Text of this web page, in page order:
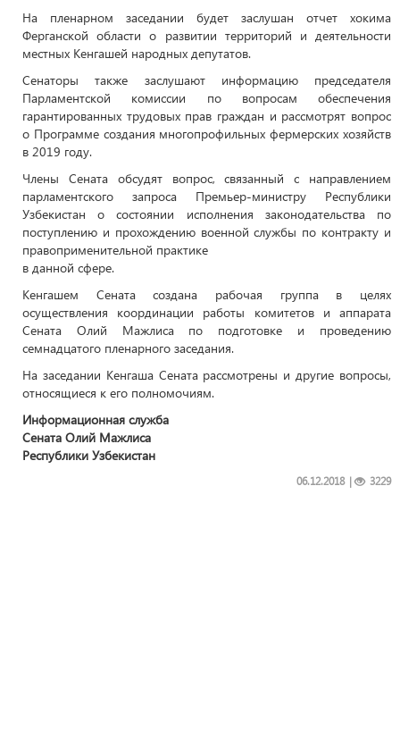
На пленарном заседании будет заслушан отчет хокима
Ферганской области о развитии территорий и деятельности
местных Кенгашей народных депутатов.
Сенаторы также заслушают информацию председателя
Парламентской комиссии по вопросам обеспечения
гарантированных трудовых прав граждан и рассмотрят вопрос
о Программе создания многопрофильных фермерских хозяйств
в 2019 году.
Члены Сената обсудят вопрос, связанный с направлением
парламентского запроса Премьер-министру Республики
Узбекистан о состоянии исполнения законодательства по
поступлению и прохождению военной службы по контракту и
правоприменительной практике
в данной сфере.
Кенгашем Сената создана рабочая группа в целях
осуществления координации работы комитетов и аппарата
Сената Олий Мажлиса по подготовке и проведению
семнадцатого пленарного заседания.
На заседании Кенгаша Сената рассмотрены и другие вопросы,
относящиеся к его полномочиям.
Информационная служба
Сената Олий Мажлиса
Республики Узбекистан
| 3229
06.12.2018